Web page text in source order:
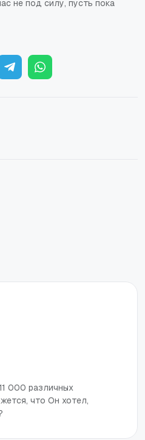
не под силу, пусть пока
000 различных
что Он хотел,